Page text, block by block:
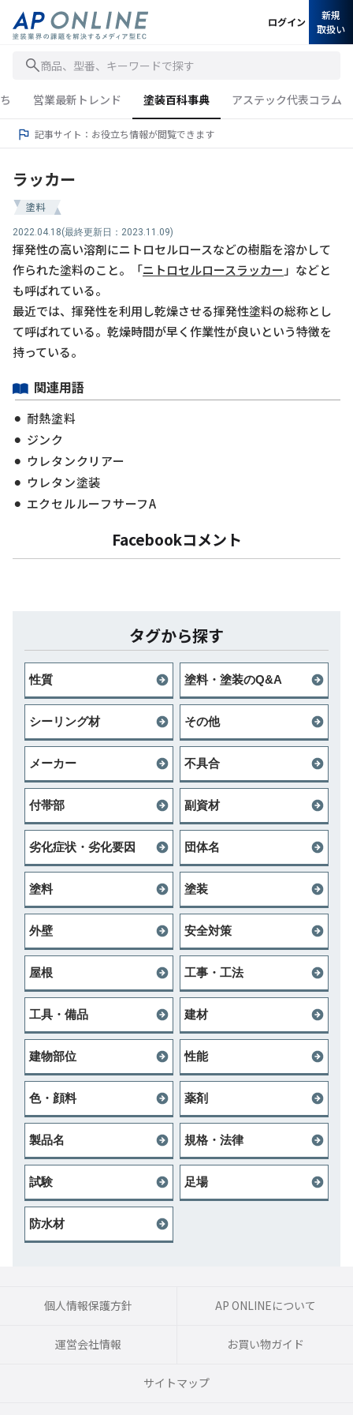
商品、型番、キーワードで探す
ログイン
新規
取扱い
営業最新トレンド 塗装百科事典 アステック代表コラム
記事サイト：お役立ち情報が閲覧できます
ラッカー
塗料
2022.04.18(最終更新日：2023.11.09)
揮発性の高い溶剤にニトロセルロースなどの樹脂を溶かして
作られた塗料のこと。「ニトロセルロースラッカー 」などと
も呼ばれている。
最近では、揮発性を利用し乾燥させる揮発性塗料の総称とし
て呼ばれている。乾燥時間が早く作業性が良いという特徴を
持っている。
関連用語
耐熱塗料
ジンク
ウレタンクリアー
ウレタン塗装
エクセルルーフサーフA
Facebookコメント
タグから探す
性質 塗料・塗装のQ&A
シーリング材 その他
メーカー 不具合
付帯部 副資材
劣化症状・劣化要因 団体名
塗料 塗装
外壁 安全対策
屋根 工事・工法
工具・備品 建材
建物部位 性能
色・顔料 薬剤
製品名 規格・法律
試験 足場
防水材
個人情報保護方針 AP ONLINEについて
運営会社情報 お買い物ガイド
サイトマップ